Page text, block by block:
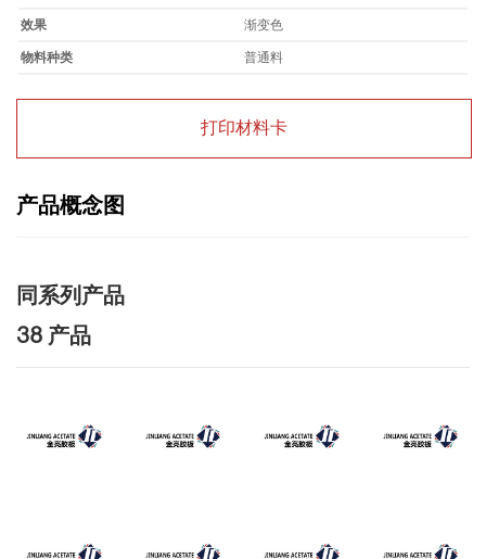
效果 渐变色
物料种类 普通料
打印材料卡
产品概念图
同系列产品
38 产品